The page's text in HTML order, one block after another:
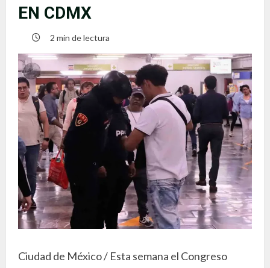
EN CDMX
2 min de lectura
Ciudad de México / Esta semana el Congreso